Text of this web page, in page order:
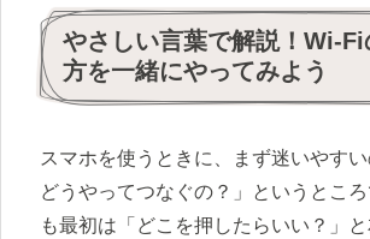
やさしい言葉で解説！Wi-Fi
方を一緒にやってみよう
スマホを使うときに、まず迷いやす
どうやってつなぐの？」というとこ
も最初は「どこを押したらいい？」